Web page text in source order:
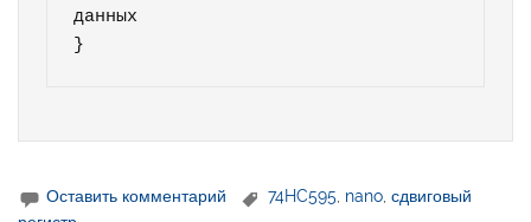
данных
}
Оставить комментарий 74HC595, nano,сдвиговый